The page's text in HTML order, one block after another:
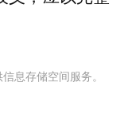
息存储空间服务。